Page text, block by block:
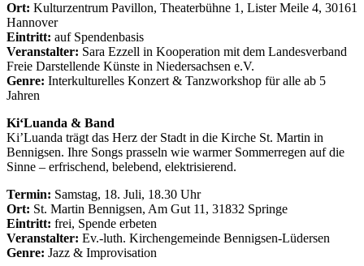
Ort: Kulturzentrum Pavillon, Theaterbühne 1, Lister Meile 4, 30161
Hannover
Eintritt: auf Spendenbasis
Veranstalter: Sara Ezzell in Kooperation mit dem Landesverband
Freie Darstellende Künste in Niedersachsen e.V.
Genre: Interkulturelles Konzert & Tanzworkshop für alle ab 5
Jahren
Ki‘Luanda & Band
Ki’Luanda trägt das Herz der Stadt in die Kirche St. Martin in
Bennigsen. Ihre Songs prasseln wie warmer Sommerregen auf die
Sinne – erfrischend, belebend, elektrisierend.
Termin: Samstag, 18. Juli, 18.30 Uhr
Ort: St. Martin Bennigsen, Am Gut 11, 31832 Springe
Eintritt: frei, Spende erbeten
Veranstalter: Ev.-luth. Kirchengemeinde Bennigsen-Lüdersen
Genre: Jazz & Improvisation